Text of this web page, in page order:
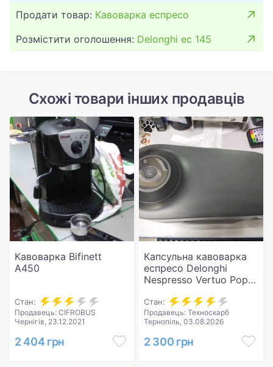
Продати товар: Кавоварка еспресо
Розмістити оголошення: Delonghi ec 145
Схожі товари інших продавців
Кавоварка Bifinett
A450
Стан:
Продавець: CIFROBUS
Чернігів, 23.12.2021
2 404 грн
Капсульна кавоварка
еспресо Delonghi
Nespresso Vertuo Pop
Стан:
Продавець: Техноскарб
Тернопіль, 03.08.2026
2 300 грн